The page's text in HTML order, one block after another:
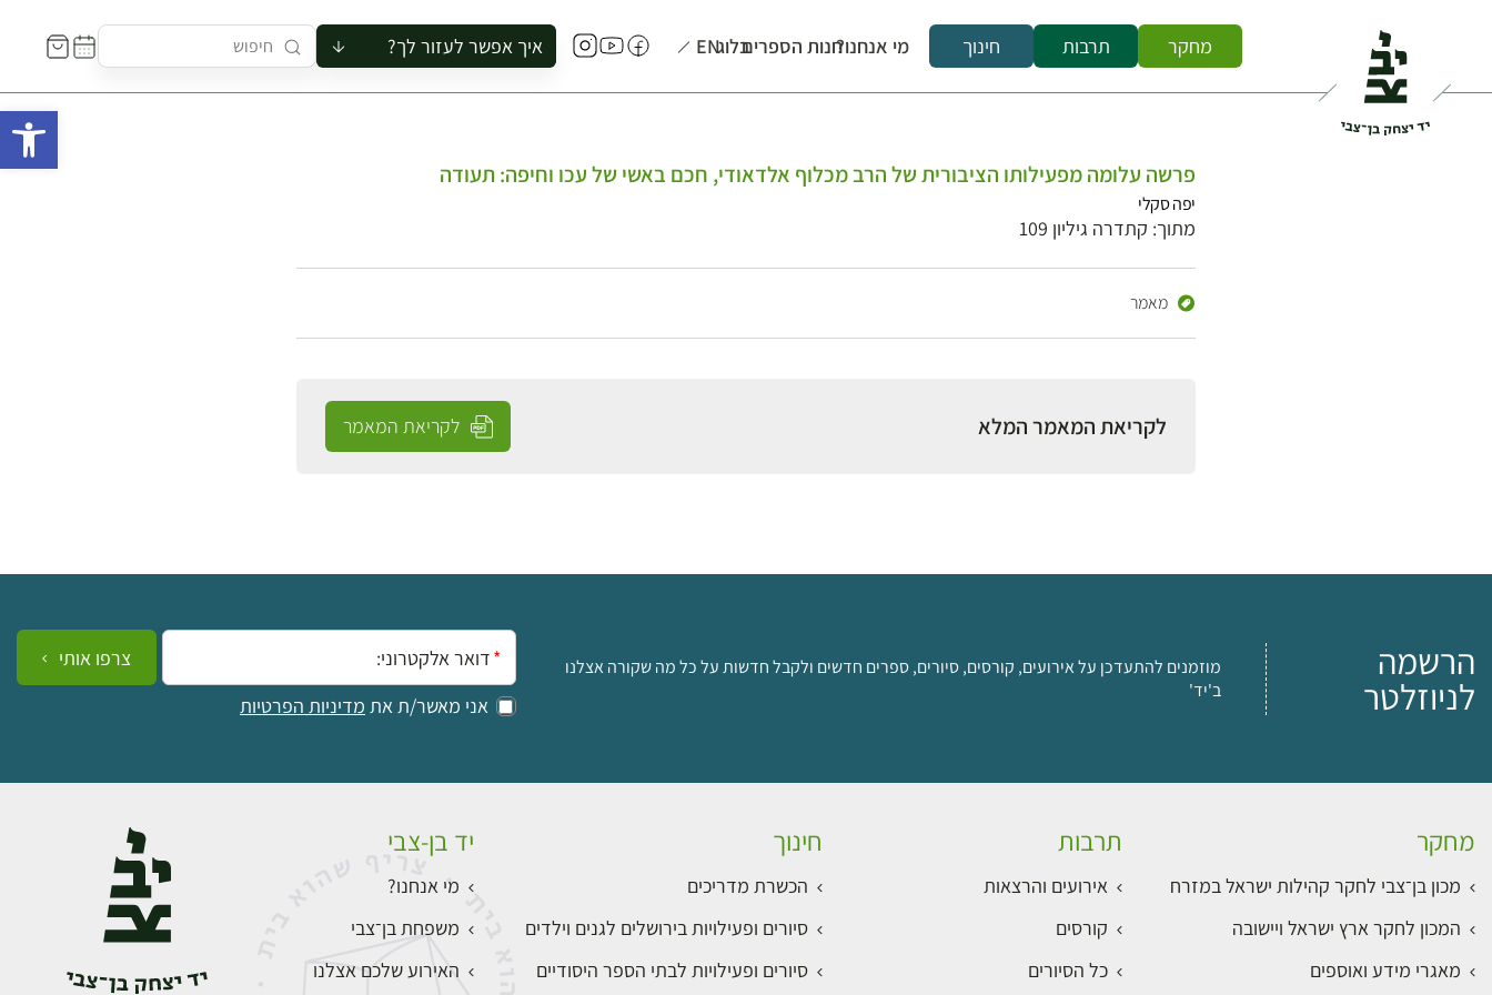
מחקר תרבות חינוך מי אנחנו?חנות הספריםבלוגEN איך אפשר לעזור לך?
להזמין סיור לקבוצה
פרשה עלומה מפעילותו הציבורית של הרב מכלוף אלדאודי, חכם באשי של עכו וחיפה: תעודה
יפה סקלי
מתוך: קתדרה גיליון 109
מאמר
לקריאת המאמר המלא לקריאת המאמר
הרשמה
לניוזלטר
מוזמנים להתעדכן על אירועים, קורסים, סיורים, ספרים חדשים ולקבל חדשות על כל מה שקורה אצלנו
ב'יד'
אימייל:
אני מאשר/ת את מדיניות הפרטיות
צרפו אותי
מחקר
מכון בן־צבי לחקר קהילות ישראל במזרח
המכון לחקר ארץ ישראל ויישובה
מאגרי מידע ואוספים
תרבות
אירועים והרצאות
קורסים
כל הסיורים
חינוך
הכשרת מדריכים
סיורים ופעילויות בירושלים לגנים וילדים
סיורים ופעילויות לבתי הספר היסודיים
יד בן-צבי
מי אנחנו?
משפחת בן־צבי
האירוע שלכם אצלנו